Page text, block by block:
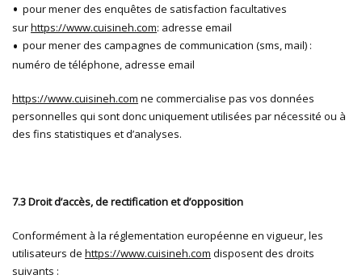
pour mener des enquêtes de satisfaction facultatives
surhttps://www.cuisineh.com: adresse email
pour mener des campagnes de communication (sms, mail) :
numéro de téléphone, adresse email
https://www.cuisineh.com ne commercialise pas vos données
personnelles qui sont donc uniquement utilisées par nécessité ou à
des fins statistiques et d’analyses.
7.3 Droit d’accès, de rectification et d’opposition
Conformément à la réglementation européenne en vigueur, les
utilisateurs de https://www.cuisineh.com disposent des droits
suivants :